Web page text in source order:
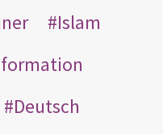
Islam
Deutsch